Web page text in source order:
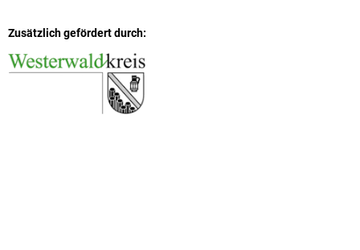
Zusätzlich gefördert durch: